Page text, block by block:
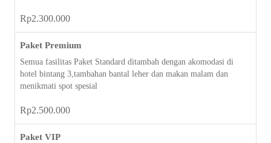
Rp2.300.000
Paket Premium
Semua fasilitas Paket Standard ditambah dengan akomodasi di
hotel bintang 3,tambahan bantal leher dan makan malam dan
menikmati spot spesial
Rp2.500.000
Paket VIP